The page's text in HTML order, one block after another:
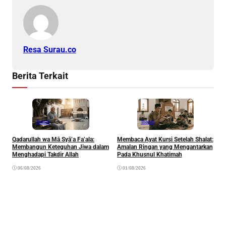
Resa Surau.co
Berita Terkait
Ibadah
Qadarullah wa Mā Syā’a Fa’ala:
Membangun Keteguhan Jiwa dalam
Menghadapi Takdir Allah
06/08/2026
Ibadah
Membaca Ayat Kursi Setelah Shalat:
Amalan Ringan yang Mengantarkan
Pada Khusnul Khatimah
01/08/2026